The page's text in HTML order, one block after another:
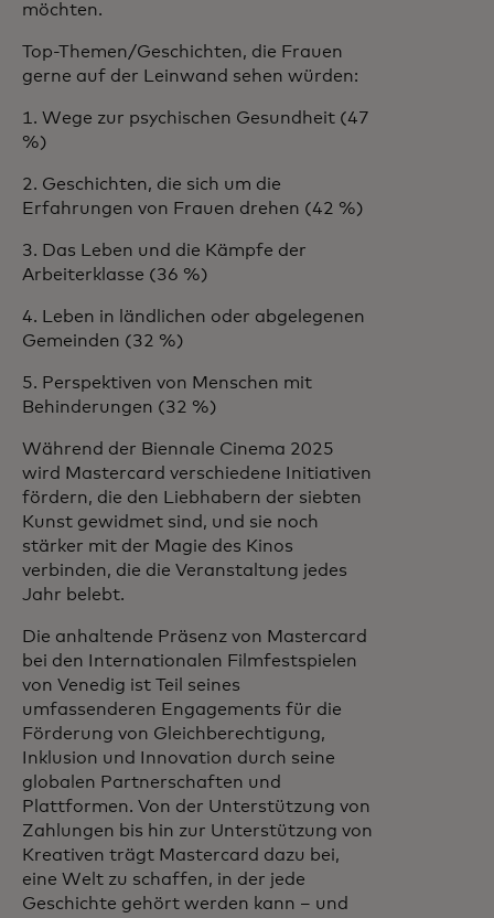
möchten.
Top-Themen/Geschichten, die Frauen
gerne auf der Leinwand sehen würden:
1. Wege zur psychischen Gesundheit (47
%)
2. Geschichten, die sich um die
Erfahrungen von Frauen drehen (42 %)
3. Das Leben und die Kämpfe der
Arbeiterklasse (36 %)
4. Leben in ländlichen oder abgelegenen
Gemeinden (32 %)
5. Perspektiven von Menschen mit
Behinderungen (32 %)
Während der Biennale Cinema 2025
wird Mastercard verschiedene Initiativen
fördern, die den Liebhabern der siebten
Kunst gewidmet sind, und sie noch
stärker mit der Magie des Kinos
verbinden, die die Veranstaltung jedes
Jahr belebt.
Die anhaltende Präsenz von Mastercard
bei den Internationalen Filmfestspielen
von Venedig ist Teil seines
umfassenderen Engagements für die
Förderung von Gleichberechtigung,
Inklusion und Innovation durch seine
globalen Partnerschaften und
Plattformen. Von der Unterstützung von
Zahlungen bis hin zur Unterstützung von
Kreativen trägt Mastercard dazu bei,
eine Welt zu schaffen, in der jede
Geschichte gehört werden kann – und